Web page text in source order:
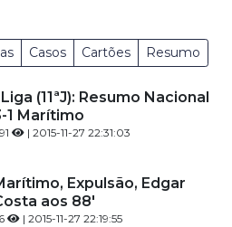
Casos Cartões Resumo
I Liga (11ªJ): Resumo Nacional
1 Marítimo
| 2015-11-27 22:31:03
Expulsão, Edgar
aos 88'
| 2015-11-27 22:19:55